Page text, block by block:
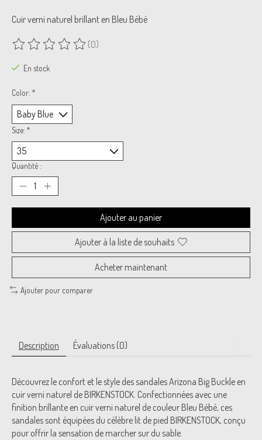
Cuir verni naturel brillant en Bleu Bébé
Ce produit est évalué à0
(0)
En stock
Color: *
Size: *
Quantité :
Ajouter au panier
Ajouter à la liste de souhaits
Acheter maintenant
Ajouter pour comparer
Description Évaluations (0)
Découvrez le confort et le style des sandales Arizona Big Buckle en
cuir verni naturel de BIRKENSTOCK. Confectionnées avec une
finition brillante en cuir verni naturel de couleur Bleu Bébé, ces
sandales sont équipées du célèbre lit de pied BIRKENSTOCK, conçu
pour offrir la sensation de marcher sur du sable.